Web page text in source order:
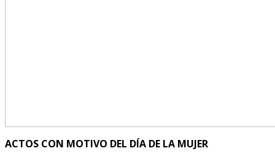
ACTOS CON MOTIVO DEL DÍA DE LA MUJER